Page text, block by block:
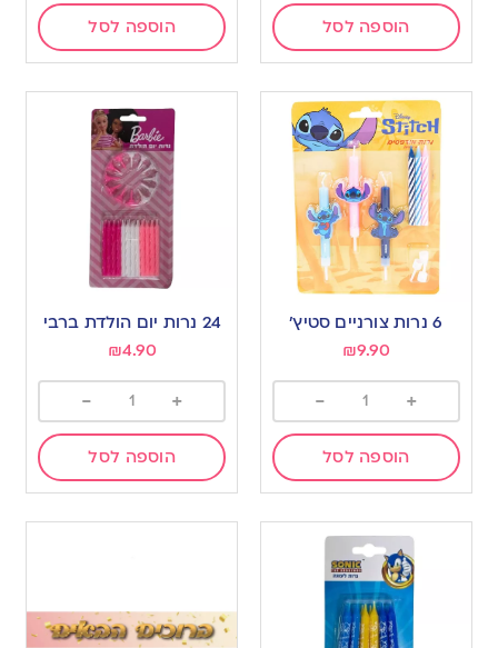
הוספה לסל הוספה לסל
6 נרות צורניים סטיץ’
₪9.90
+
-
הוספה לסל
24 נרות יום הולדת ברבי
₪4.90
+
-
הוספה לסל